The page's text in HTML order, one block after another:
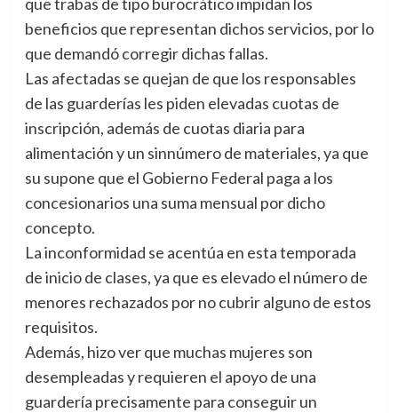
que trabas de tipo burocrático impidan los
beneficios que representan dichos servicios, por lo
que demandó corregir dichas fallas.
Las afectadas se quejan de que los responsables
de las guarderías les piden elevadas cuotas de
inscripción, además de cuotas diaria para
alimentación y un sinnúmero de materiales, ya que
su supone que el Gobierno Federal paga a los
concesionarios una suma mensual por dicho
concepto.
La inconformidad se acentúa en esta temporada
de inicio de clases, ya que es elevado el número de
menores rechazados por no cubrir alguno de estos
requisitos.
Además, hizo ver que muchas mujeres son
desempleadas y requieren el apoyo de una
guardería precisamente para conseguir un